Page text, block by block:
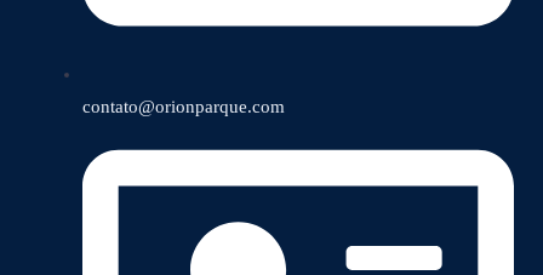
contato@orionparque.com